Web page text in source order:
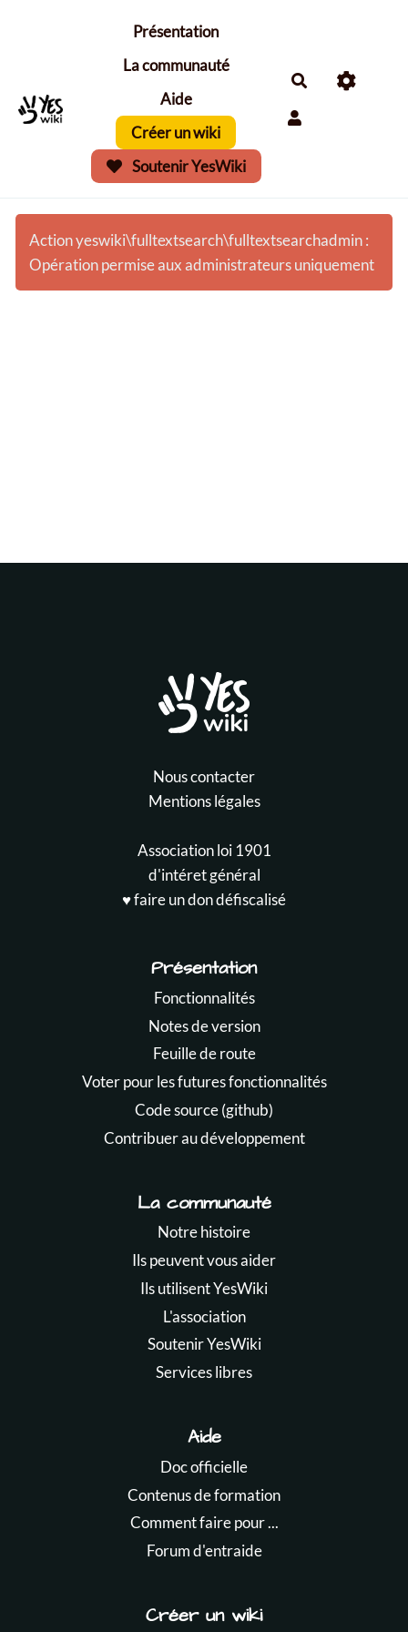
Aller au contenu principal
Présentation
La communauté
Aide
Créer un wiki
Soutenir YesWiki
Action yeswiki\fulltextsearch\fulltextsearchadmin :
Opération permise aux administrateurs uniquement
Nous contacter
Mentions légales
Association loi 1901
d'intéret général
♥️ faire un don défiscalisé
Présentation
Fonctionnalités
Notes de version
Feuille de route
Voter pour les futures fonctionnalités
Code source (github)
Contribuer au développement
La communauté
Notre histoire
Ils peuvent vous aider
Ils utilisent YesWiki
L'association
Soutenir YesWiki
Services libres
Aide
Doc officielle
Contenus de formation
Comment faire pour ...
Forum d'entraide
Créer un wiki